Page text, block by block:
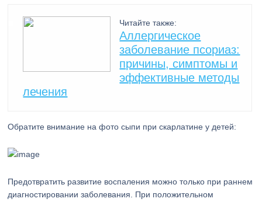
Читайте также:
Аллергическое
заболевание псориаз:
причины, симптомы и
эффективные методы
лечения
Обратите внимание на фото сыпи при скарлатине у детей:
Предотвратить развитие воспаления можно только при раннем
диагностировании заболевания. При положительном